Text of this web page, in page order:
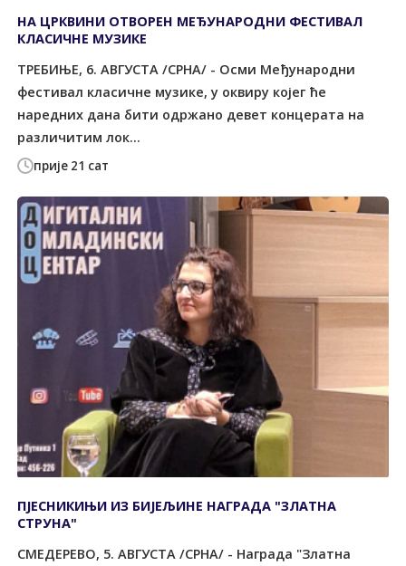
прије 21 сат
НА ЦРКВИНИ ОТВОРЕН МЕЂУНАРОДНИ ФЕСТИВАЛ
КЛАСИЧНЕ МУЗИКЕ
ТРЕБИЊЕ, 6. АВГУСТА /СРНА/ - Осми Међународни
фестивал класичне музике, у оквиру којег ће
наредних дана бити одржано девет концерата на
различитим лок...
ПЈЕСНИКИЊИ ИЗ БИЈЕЉИНЕ НАГРАДА "ЗЛАТНА
СТРУНА"
СМЕДЕРЕВО, 5. АВГУСТА /СРНА/ - Награда "Златна